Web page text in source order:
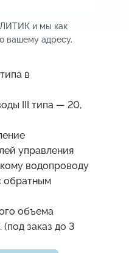
и мы как
вашему адресу.
в
III типа — 20,
управления
водопроводу
обратным
объема
заказ до 3